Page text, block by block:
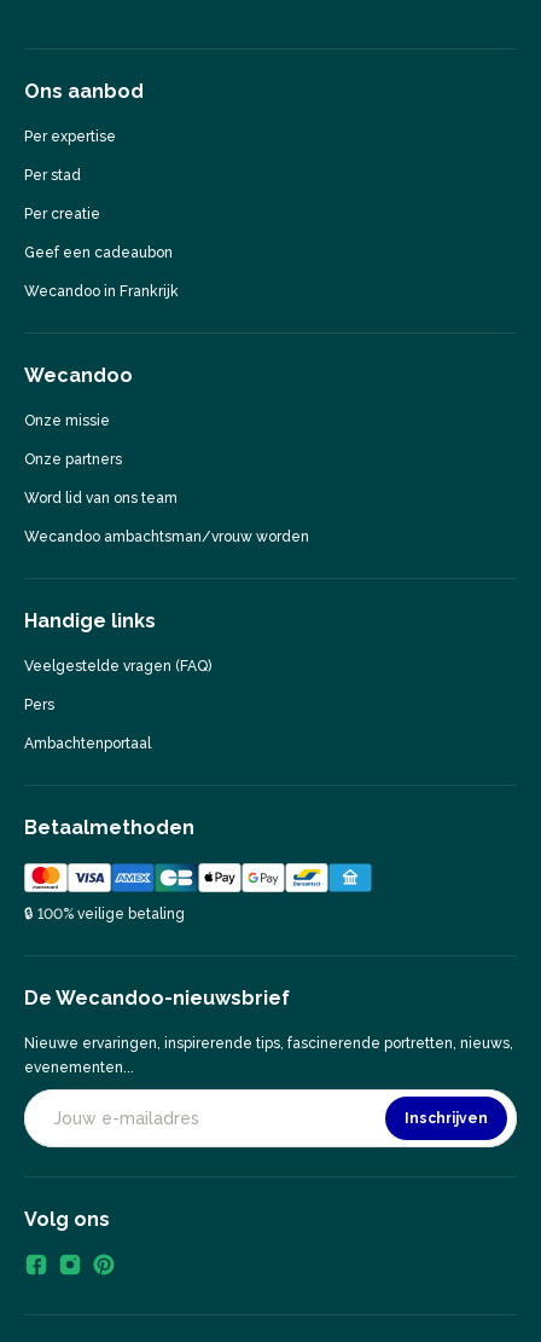
Ons aanbod
Per expertise
Per stad
Per creatie
Geef een cadeaubon
Wecandoo in Frankrijk
Wecandoo
Onze missie
Onze partners
Word lid van ons team
Wecandoo ambachtsman/vrouw worden
Handige links
Veelgestelde vragen (FAQ)
Pers
Ambachtenportaal
Betaalmethoden
🔒 100% veilige betaling
De Wecandoo-nieuwsbrief
Nieuwe ervaringen, inspirerende tips, fascinerende portretten, nieuws,
evenementen...
Inschrijven
Volg ons